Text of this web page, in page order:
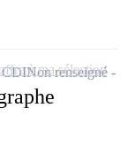
CDINon renseigné
à ma sélection